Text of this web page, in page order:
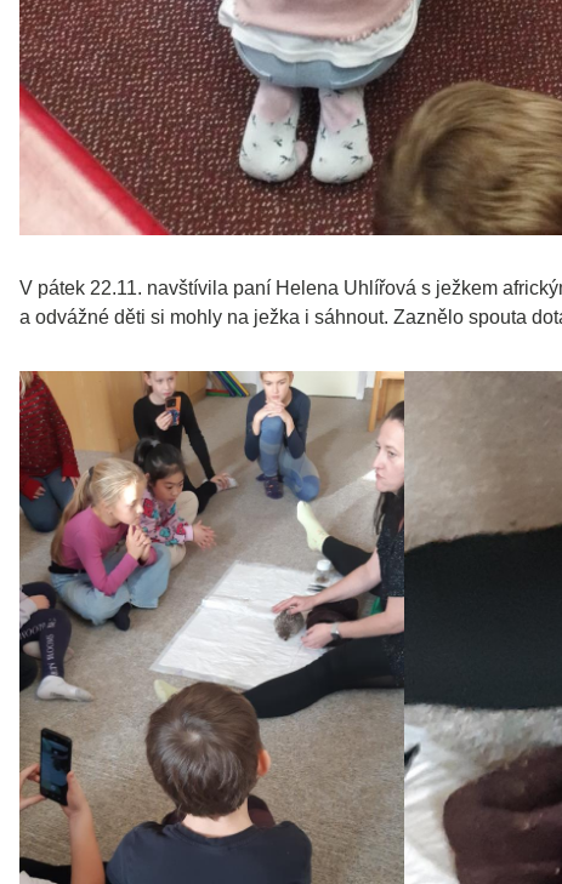
V pátek 22.11. navštívila paní Helena Uhlířová s ježkem
a odvážné děti si mohly na ježka i sáhnout. Zaznělo spouta